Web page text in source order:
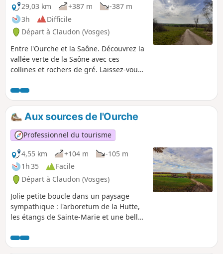
29,03 km
+387 m
-387 m
3h
Difficile
Départ à Claudon (Vosges)
Entre l'Ourche et la Saône. Découvrez la
vallée verte de la Saône avec ces
collines et rochers de gré. Laissez-vous
Saône et de tous ses affluents.
Aux sources de l'Ourche
Professionnel du tourisme
4,55 km
+104 m
-105 m
1h 35
Facile
Départ à Claudon (Vosges)
Jolie petite boucle dans un paysage
sympathique : l'arboretum de la Hutte,
les étangs de Sainte-Marie et une belle